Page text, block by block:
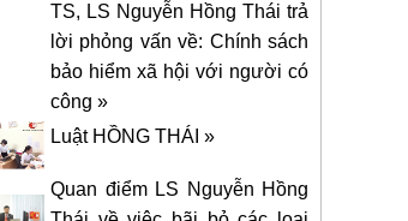
TS, LS Nguyễn Hồng Thái trả
lời phỏng vấn về: Chính sách
bảo hiểm xã hội với người có
công »
Luật HỒNG THÁI »
Quan điểm LS Nguyễn Hồng